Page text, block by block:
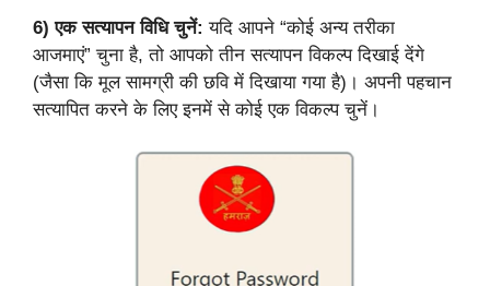
6) एक सत्यापन विधि चुनें: यदि आपने “कोई अन्य तरीका
आजमाएं” चुना है, तो आपको तीन सत्यापन विकल्प दिखाई देंगे
(जैसा कि मूल सामग्री की छवि में दिखाया गया है)। अपनी पहचान
सत्यापित करने के लिए इनमें से कोई एक विकल्प चुनें।